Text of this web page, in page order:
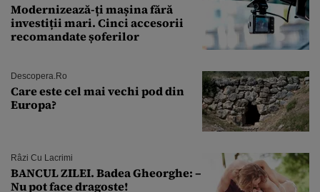
Modernizează-ți mașina fără
investiții mari. Cinci accesorii
recomandate șoferilor
Descopera.ro
Care este cel mai vechi pod din
Europa?
Râzi Cu Lacrimi
BANCUL ZILEI. Badea Gheorghe: –
Nu pot face dragoste!